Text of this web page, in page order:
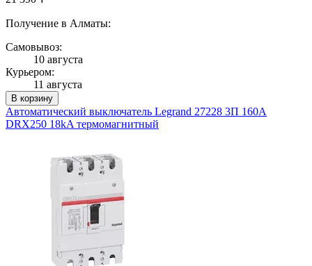
Получение в Алматы:
Самовывоз:
10 августа
Курьером:
11 августа
В корзину
Автоматический выключатель Legrand 27228 3П 160A
DRX250 18kA термомагнитный